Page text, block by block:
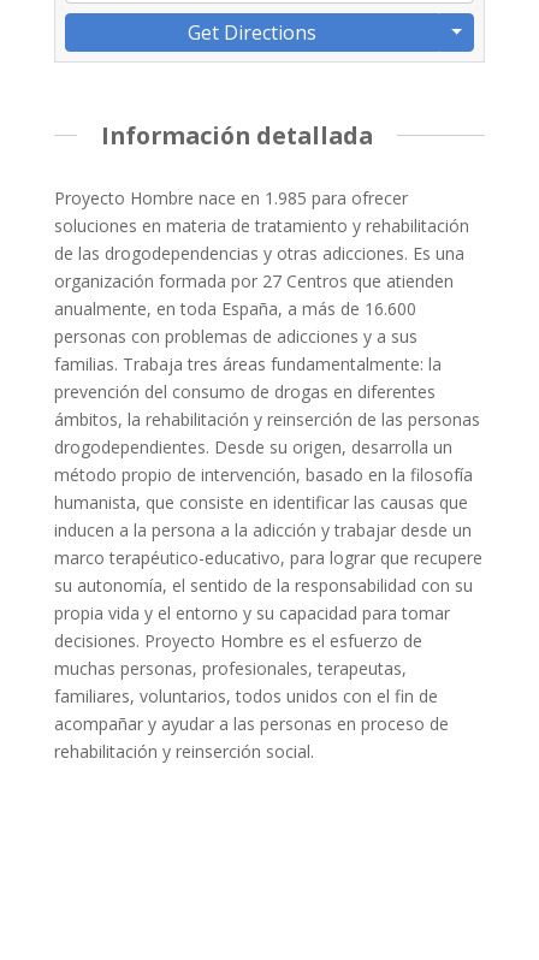
Get Directions
Información detallada
Proyecto Hombre nace en 1.985 para ofrecer
soluciones en materia de tratamiento y rehabilitación
de las drogodependencias y otras adicciones. Es una
organización formada por 27 Centros que atienden
anualmente, en toda España, a más de 16.600
personas con problemas de adicciones y a sus
familias. Trabaja tres áreas fundamentalmente: la
prevención del consumo de drogas en diferentes
ámbitos, la rehabilitación y reinserción de las personas
drogodependientes. Desde su origen, desarrolla un
método propio de intervención, basado en la filosofía
humanista, que consiste en identificar las causas que
inducen a la persona a la adicción y trabajar desde un
marco terapéutico-educativo, para lograr que recupere
su autonomía, el sentido de la responsabilidad con su
propia vida y el entorno y su capacidad para tomar
decisiones. Proyecto Hombre es el esfuerzo de
muchas personas, profesionales, terapeutas,
familiares, voluntarios, todos unidos con el fin de
acompañar y ayudar a las personas en proceso de
rehabilitación y reinserción social.